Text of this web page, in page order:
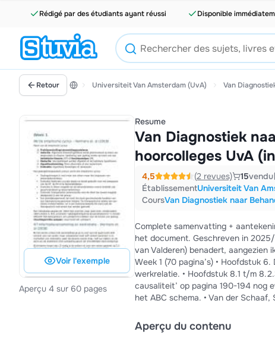
Rédigé par des étudiants ayant réussi Disponible
Retour Universiteit Van Amsterdam (UvA) Van
Voir l'exemple
Aperçu 4 sur 60 pages
Resume
Van Diagnostiek
hoorcolleges UvA
4,5 (2 revues) 15vendu
ÉtablissementUniversiteit Van
CoursVan Diagnostiek naar
Complete samenvatting +
het document. Geschreven in 2025/2026. Ik kan je korting geven als je mij privé via mijn
van Valderen) benadert, aangezien ik
Week 1 (70 pagina’s) • Hoofdstuk
werkrelatie. • Hoofdstuk 8.1 t/m
causaliteit’ op pagina 190-194 nog
het ABC schema. • Van der
Week 2 (71 pagina’s) • Hoofdstuk
Probleemanalyse en -selectie. •
Aperçu du contenu